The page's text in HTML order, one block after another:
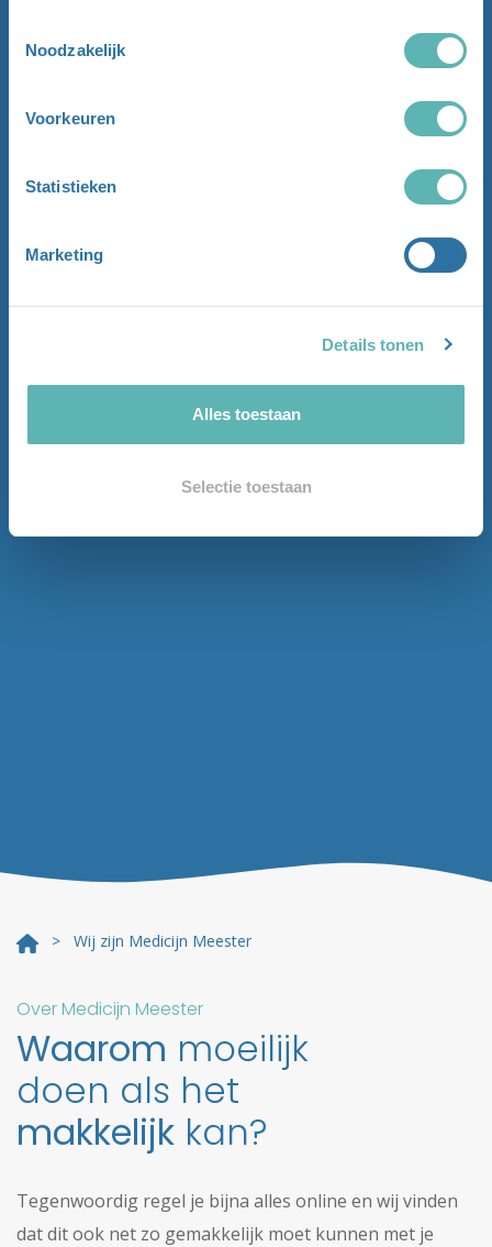
Noodzakelijk
Voorkeuren
Statistieken
Marketing
Details tonen
Alles toestaan
Selectie toestaan
> Wij zijn Medicijn Meester
Over Medicijn Meester
Waarom moeilijk
doen als het
makkelijk kan?
Tegenwoordig regel je bijna alles online en wij vinden
dat dit ook net zo gemakkelijk moet kunnen met je